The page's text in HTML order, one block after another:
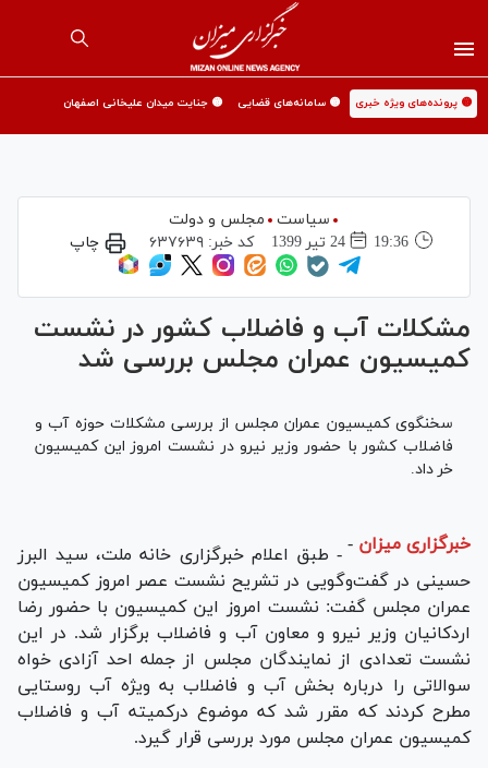
🟡 پرونده‌های ویژه خبری 🟡 سامانه‌های قضایی 🟡 جنایت میدان علیخانی اصفهان
سیاست
مجلس و دولت
19:36
24 تير 1399 کد خبر:۶۳۷۶۳۹ چاپ
مشکلات آب و فاضلاب کشور در نشست
کمیسیون عمران مجلس بررسی شد
سخنگوی کمیسیون عمران مجلس از بررسی مشکلات حوزه آب و
فاضلاب کشور با حضور وزیر نیرو در نشست امروز این کمیسیون
خر داد.
خبرگزاری میزان - - طبق اعلام خبرگزاری خانه ملت، سید البرز
حسینی در گفت‌وگویی در تشریح نشست عصر امروز کمیسیون
عمران مجلس گفت: نشست امروز این کمیسیون با حضور رضا
اردکانیان وزیر نیرو و معاون آب و فاضلاب برگزار شد. در این
نشست تعدادی از نمایندگان مجلس از جمله احد آزادی خواه
سوالاتی را درباره بخش آب و فاضلاب به ویژه آب روستایی
مطرح کردند که مقرر شد که موضوع درکمیته آب و فاضلاب
کمیسیون عمران مجلس مورد بررسی قرار گیرد.